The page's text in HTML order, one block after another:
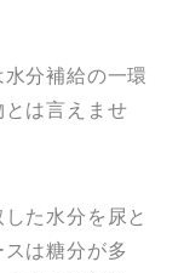
分補給の一環
は言えませ
た水分を尿と
は糖分が多